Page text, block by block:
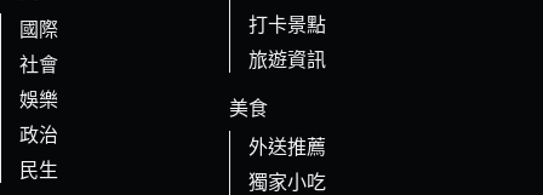
國際
社會
娛樂
政治
民生
打卡景點
旅遊資訊
美食
外送推薦
獨家小吃